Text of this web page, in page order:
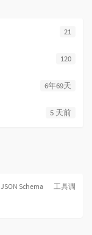
21
120
6年69天
5 天前
JSON Schema 工具调